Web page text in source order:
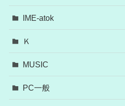
IME-atok
Ｋ
MUSIC
PC一般